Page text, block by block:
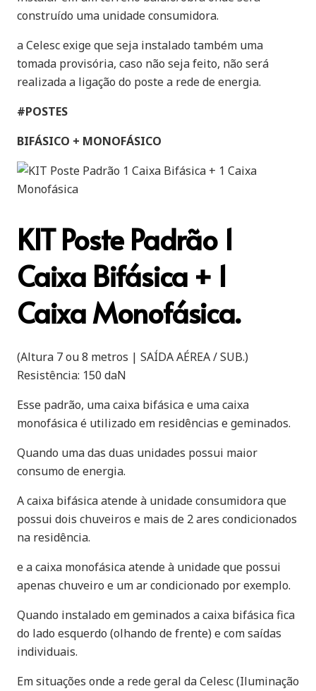
construído uma unidade consumidora.
a Celesc exige que seja instalado também uma
tomada provisória, caso não seja feito, não será
realizada a ligação do poste a rede de energia.
#POSTES
BIFÁSICO + MONOFÁSICO
KIT Poste Padrão 1
Caixa Bifásica + 1
Caixa Monofásica.
(Altura 7 ou 8 metros | SAÍDA AÉREA / SUB.)
Resistência: 150 daN
Esse padrão, uma caixa bifásica e uma caixa
monofásica é utilizado em residências e geminados.
Quando uma das duas unidades possui maior
consumo de energia.
A caixa bifásica atende à unidade consumidora que
possui dois chuveiros e mais de 2 ares condicionados
na residência.
e a caixa monofásica atende à unidade que possui
apenas chuveiro e um ar condicionado por exemplo.
Quando instalado em geminados a caixa bifásica fica
do lado esquerdo (olhando de frente) e com saídas
individuais.
Em situações onde a rede geral da Celesc (Iluminação